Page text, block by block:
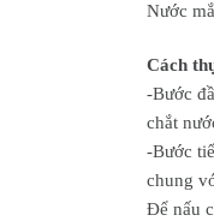
Nước
Cách
-Bước
chắt
-Bước
chung
Để nấu